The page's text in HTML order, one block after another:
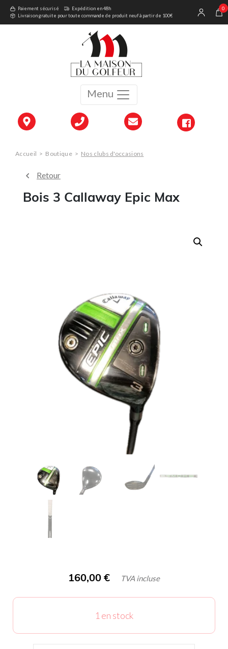
Menu
Paiement sécurisé
Expédition en 48h
Livraison gratuite pour toute commande de produit neuf à partir de 100€
0
Accueil > Boutique > Nos clubs d'occasions
Retour
Bois 3 Callaway Epic Max
160,00 € TVA incluse
1 en stock